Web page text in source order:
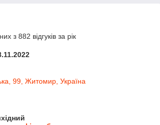
з 882 відгуків за рік
99, Житомир, Україна